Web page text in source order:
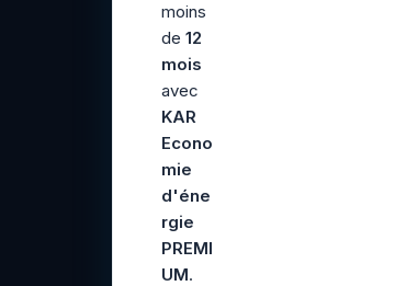
moins
de 12
mois
avec
KAR
Econo
mie
d'éne
rgie
PREMI
UM.